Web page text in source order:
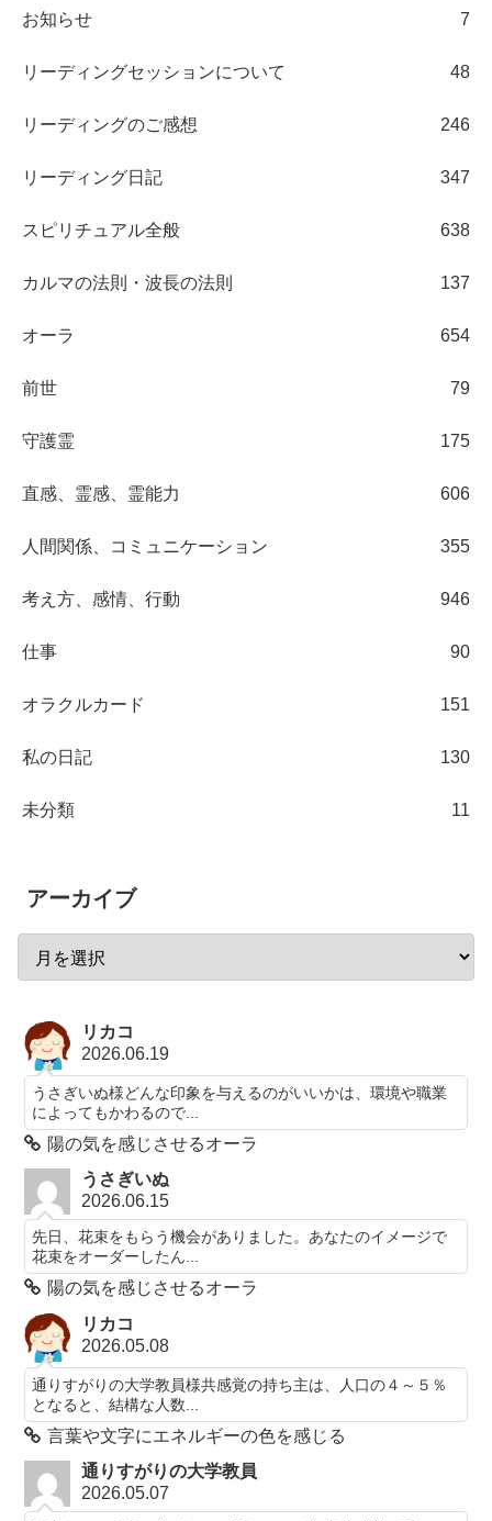
お知らせ 7
リーディングセッションについて 48
リーディングのご感想 246
リーディング日記 347
スピリチュアル全般 638
カルマの法則・波長の法則 137
オーラ 654
前世 79
守護霊 175
直感、霊感、霊能力 606
人間関係、コミュニケーション 355
考え方、感情、行動 946
仕事 90
オラクルカード 151
私の日記 130
未分類 11
アーカイブ
リカコ
2026.06.19
うさぎいぬ様どんな印象を与えるのがいいかは、環境や職業
によってもかわるので...
陽の気を感じさせるオーラ
うさぎいぬ
2026.06.15
先日、花束をもらう機会がありました。あなたのイメージで
花束をオーダーしたん...
陽の気を感じさせるオーラ
リカコ
2026.05.08
通りすがりの大学教員様共感覚の持ち主は、人口の４～５％
となると、結構な人数...
言葉や文字にエネルギーの色を感じる
通りすがりの大学教員
2026.05.07